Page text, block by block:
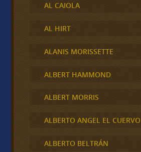
AL CAIOLA
AL HIRT
ALANIS MORISSETTE
ALBERT HAMMOND
ALBERT MORRIS
ALBERTO ANGEL EL CUERVO
ALBERTO BELTRÁN